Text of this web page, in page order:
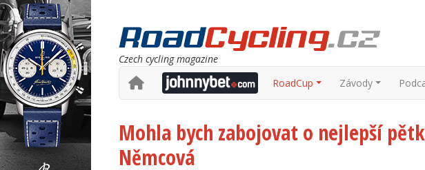
Czech cycling magazine
RoadCup
Závody
Mohla bych zabojovat o nejlepší
Němcová